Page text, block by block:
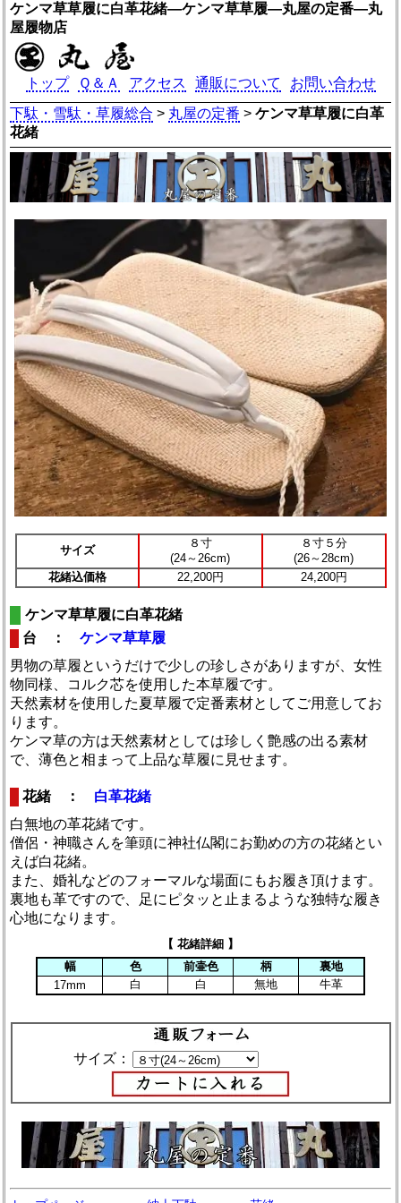
ケンマ草草履に白革花緒―ケンマ草草履―丸屋の定番―丸
屋履物店
トップ Ｑ＆Ａ アクセス 通販について
お問い合わせ
下駄・雪駄・草履総合 > 丸屋の定番 >ケンマ草草履に白革
花緒
サイズ
８寸
(24～26cm)
８寸５分
(26～28cm)
花緒込価格
22,200円 24,200円
ケンマ草草履に白革花緒
台 ：ケンマ草草履
男物の草履というだけで少しの珍しさがありますが、女性
物同様、コルク芯を使用した本草履です。
天然素材を使用した夏草履で定番素材としてご用意してお
ります。
ケンマ草の方は天然素材としては珍しく艶感の出る素材
で、薄色と相まって上品な草履に見せます。
花緒 ： 白革花緒
白無地の革花緒です。
僧侶・神職さんを筆頭に神社仏閣にお勤めの方の花緒とい
えば白花緒。
また、婚礼などのフォーマルな場面にもお履き頂けます。
裏地も革ですので、足にピタッと止まるような独特な履き
心地になります。
【 花緒詳細 】
幅
色 前壷色 柄
裏地
17mm
白 白 無地 牛革
サイズ：